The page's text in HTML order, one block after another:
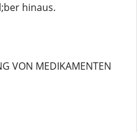
hinaus.
VON MEDIKAMENTEN